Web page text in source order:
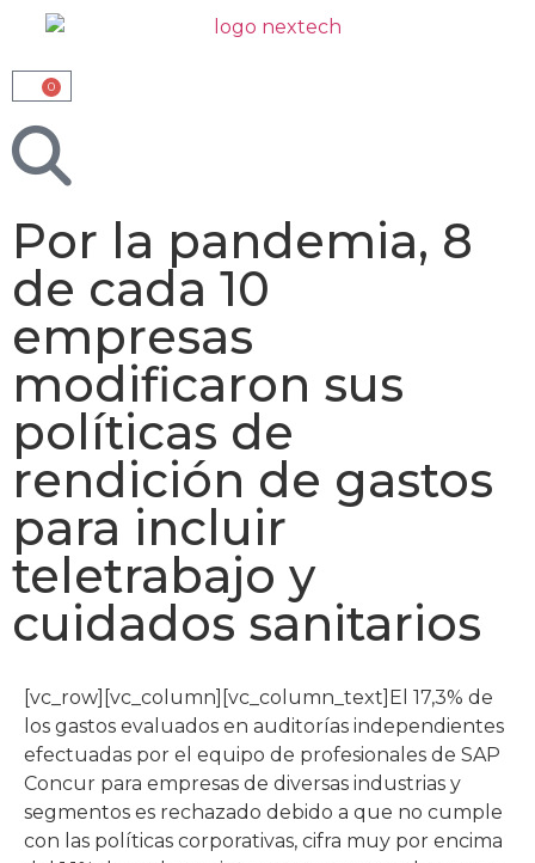
0
Por la pandemia, 8
de cada 10
empresas
modificaron sus
políticas de
rendición de gastos
para incluir
teletrabajo y
cuidados sanitarios
[vc_row][vc_column][vc_column_text]El 17,3% de
los gastos evaluados en auditorías independientes
efectuadas por el equipo de profesionales de SAP
Concur para empresas de diversas industrias y
segmentos es rechazado debido a que no cumple
con las políticas corporativas, cifra muy por encima